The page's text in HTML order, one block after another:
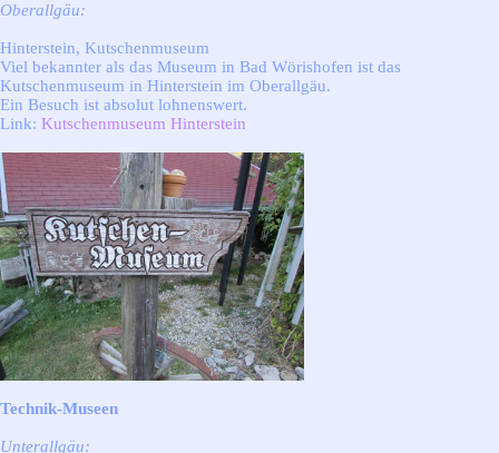
Oberallgäu:
Hinterstein, Kutschenmuseum
Viel bekannter als das Museum in Bad Wörishofen ist das
Kutschenmuseum in Hinterstein im Oberallgäu.
Ein Besuch ist absolut lohnenswert.
Link: Kutschenmuseum Hinterstein
Technik-Museen
Unterallgäu: